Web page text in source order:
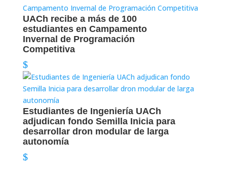
UACh recibe a más de 100
estudiantes en Campamento
Invernal de Programación
Competitiva
Estudiantes de Ingeniería UACh
adjudican fondo Semilla Inicia para
desarrollar dron modular de larga
autonomía